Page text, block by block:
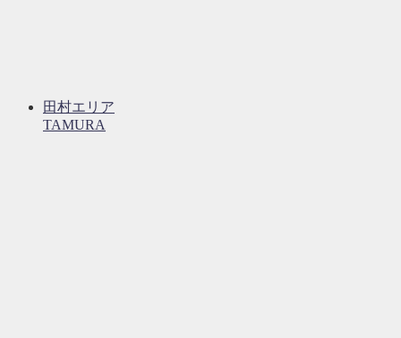
田村エリア
TAMURA